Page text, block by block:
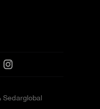
طور بواسطة Sedarglobal